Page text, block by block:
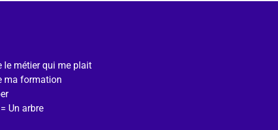
le métier qui me plait
ma formation
Un arbre